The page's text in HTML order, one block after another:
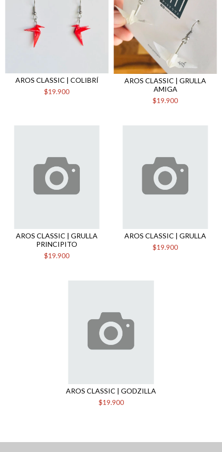
AROS CLASSIC | COLIBRÍ
$19.900
AROS CLASSIC | GRULLA
AMIGA
$19.900
AROS CLASSIC | GRULLA
PRINCIPITO
$19.900
AROS CLASSIC | GRULLA
$19.900
AROS CLASSIC | GODZILLA
$19.900